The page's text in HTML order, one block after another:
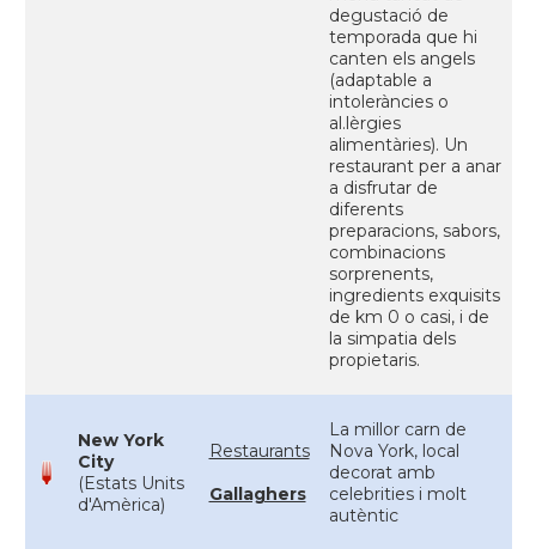
degustació de
temporada que hi
canten els angels
(adaptable a
intoleràncies o
al.lèrgies
alimentàries). Un
restaurant per a anar
a disfrutar de
diferents
preparacions, sabors,
combinacions
sorprenents,
ingredients exquisits
de km 0 o casi, i de
la simpatia dels
propietaris.
New York
City
(Estats Units
d'Amèrica)
Restaurants
Gallaghers
La millor carn de
Nova York, local
decorat amb
celebrities i molt
autèntic